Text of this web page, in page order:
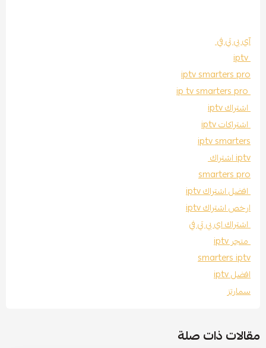
آي بي تي في
iptv
iptv smarters pro
ip tv smarters pro
اشتراك iptv
اشتراكات iptv
iptv smarters
iptv اشتراك
smarters pro
افضل اشتراك iptv
ارخص اشتراك iptv
اشتراك اي بي تي في
متجر iptv
smarters iptv
افضل iptv
سمارتز
مقالات ذات صلة